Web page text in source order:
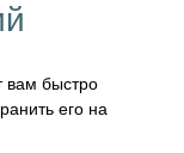
вам быстро
его на